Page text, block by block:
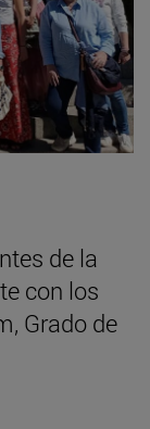
de la
con los
Grado de